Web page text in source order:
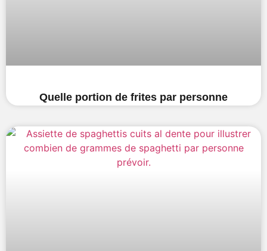
Quelle portion de frites par personne